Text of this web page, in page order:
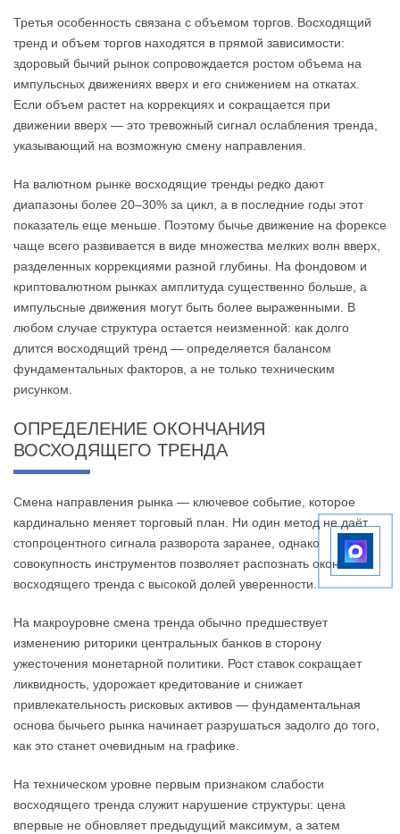
Третья особенность связана с объемом торгов. Восходящий
тренд и объем торгов находятся в прямой зависимости:
здоровый бычий рынок сопровождается ростом объема на
импульсных движениях вверх и его снижением на откатах.
Если объем растет на коррекциях и сокращается при
движении вверх — это тревожный сигнал ослабления тренда,
указывающий на возможную смену направления.
На валютном рынке восходящие тренды редко дают
диапазоны более 20–30% за цикл, а в последние годы этот
показатель еще меньше. Поэтому бычье движение на форексе
чаще всего развивается в виде множества мелких волн вверх,
разделенных коррекциями разной глубины. На фондовом и
криптовалютном рынках амплитуда существенно больше, а
импульсные движения могут быть более выраженными. В
любом случае структура остается неизменной: как долго
длится восходящий тренд — определяется балансом
фундаментальных факторов, а не только техническим
рисунком.
ОПРЕДЕЛЕНИЕ ОКОНЧАНИЯ
ВОСХОДЯЩЕГО ТРЕНДА
Смена направления рынка — ключевое событие, которое
кардинально меняет торговый план. Ни один метод не даёт
стопроцентного сигнала разворота заранее, однако
совокупность инструментов позволяет распознать окончание
восходящего тренда с высокой долей уверенности.
На макроуровне смена тренда обычно предшествует
изменению риторики центральных банков в сторону
ужесточения монетарной политики. Рост ставок сокращает
ликвидность, удорожает кредитование и снижает
привлекательность рисковых активов — фундаментальная
основа бычьего рынка начинает разрушаться задолго до того,
как это станет очевидным на графике.
На техническом уровне первым признаком слабости
восходящего тренда служит нарушение структуры: цена
впервые не обновляет предыдущий максимум, а затем